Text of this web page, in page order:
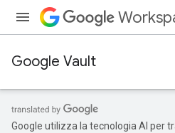
Google Vault
Google utilizza la tecnologia AI per